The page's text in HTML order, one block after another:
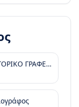
ΜΠΑΣΤΑΣ & ΣΥΝΕΡΓΑΤΕΣ ΔΙΚΗΓΟΡΙΚΟ ΓΡΑΦΕΙΟ * BASTAS & PTRS LEGAL ADV. CONS. LAW OFFICE